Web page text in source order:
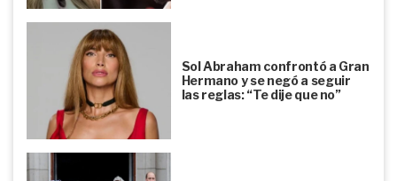
Sol Abraham confrontó a Gran
Hermano y se negó a seguir
las reglas: “Te dije que no”